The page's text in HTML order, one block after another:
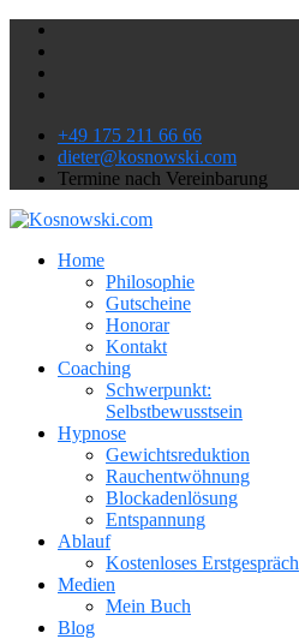
+49 175 211 66 66
dieter@kosnowski.com
Termine nach Vereinbarung
Home
Philosophie
Gutscheine
Honorar
Kontakt
Coaching
Schwerpunkt:
Selbstbewusstsein
Hypnose
Gewichtsreduktion
Rauchentwöhnung
Blockadenlösung
Entspannung
Ablauf
Kostenloses Erstgespräch
Medien
Mein Buch
Blog